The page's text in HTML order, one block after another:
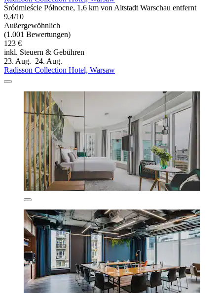
Śródmieście Północne, 1,6 km von Altstadt Warschau entfernt
9,4/10
Außergewöhnlich
(1.001 Bewertungen)
123 €
inkl. Steuern & Gebühren
23. Aug.–24. Aug.
Radisson Collection Hotel, Warsaw